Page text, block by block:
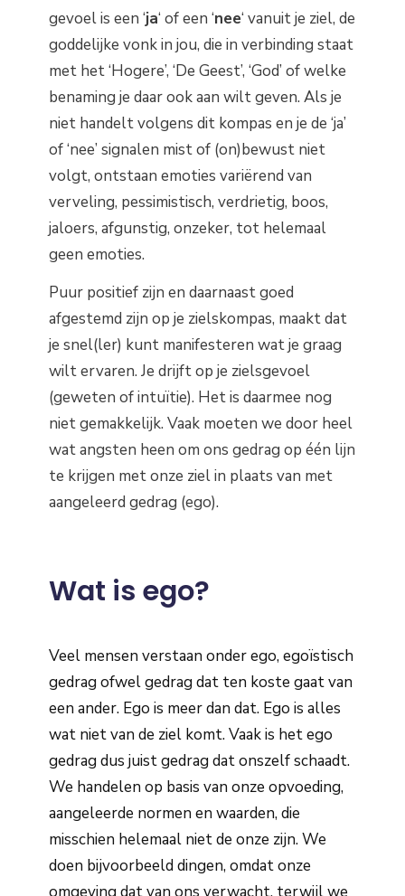
gevoel is een ‘ja‘ of een ‘nee‘ vanuit je ziel, de
goddelijke vonk in jou, die in verbinding staat
met het ‘Hogere’, ‘De Geest’, ‘God’ of welke
benaming je daar ook aan wilt geven. Als je
niet handelt volgens dit kompas en je de ‘ja’
of ‘nee’ signalen mist of (on)bewust niet
volgt, ontstaan emoties variërend van
verveling, pessimistisch, verdrietig, boos,
jaloers, afgunstig, onzeker, tot helemaal
geen emoties.
Puur positief zijn en daarnaast goed
afgestemd zijn op je zielskompas, maakt dat
je snel(ler) kunt manifesteren wat je graag
wilt ervaren. Je drijft op je zielsgevoel
(geweten of intuïtie). Het is daarmee nog
niet gemakkelijk. Vaak moeten we door heel
wat angsten heen om ons gedrag op één lijn
te krijgen met onze ziel in plaats van met
aangeleerd gedrag (ego).
Wat is ego?
Veel mensen verstaan onder ego, egoïstisch
gedrag ofwel gedrag dat ten koste gaat van
een ander. Ego is meer dan dat. Ego is alles
wat niet van de ziel komt. Vaak is het ego
gedrag dus juist gedrag dat onszelf schaadt.
We handelen op basis van onze opvoeding,
aangeleerde normen en waarden, die
misschien helemaal niet de onze zijn. We
doen bijvoorbeeld dingen, omdat onze